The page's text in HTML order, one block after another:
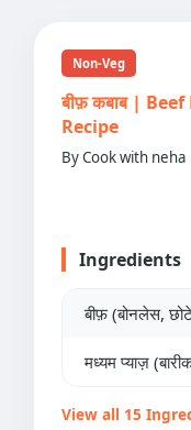
Non-Veg
बीफ़ कबाब |
Recipe
By Cook with neha
Ingredients
बीफ़ (बोनलेस,
मध्यम प्याज़
View all 15